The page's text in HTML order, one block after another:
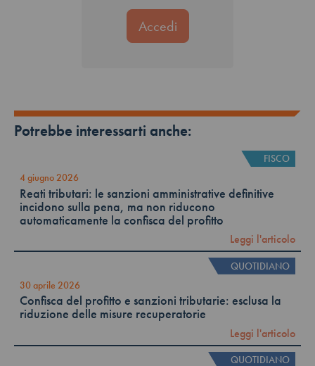
Potrebbe interessarti anche:
FISCO
4 giugno 2026
Reati tributari: le sanzioni amministrative definitive
incidono sulla pena, ma non riducono
automaticamente la confisca del profitto
Leggi l'articolo
QUOTIDIANO
30 aprile 2026
Confisca del profitto e sanzioni tributarie: esclusa la
riduzione delle misure recuperatorie
Leggi l'articolo
QUOTIDIANO